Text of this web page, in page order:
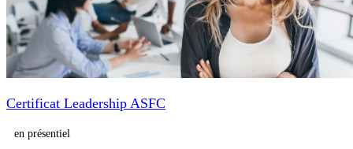
Certificat Leadership ASFC
en présentiel